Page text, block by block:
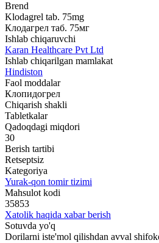
Brend
Klodagrel tab. 75mg
Клодагрел таб. 75мг
Ishlab chiqaruvchi
Karan Healthcare Pvt Ltd
Ishlab chiqarilgan mamlakat
Hindiston
Faol moddalar
Клопидогрел
Chiqarish shakli
Tabletkalar
Qadoqdagi miqdori
30
Berish tartibi
Retseptsiz
Kategoriya
Yurak-qon tomir tizimi
Mahsulot kodi
35853
Xatolik haqida xabar berish
Sotuvda yo'q
Dorilarni iste'mol qilishdan avval